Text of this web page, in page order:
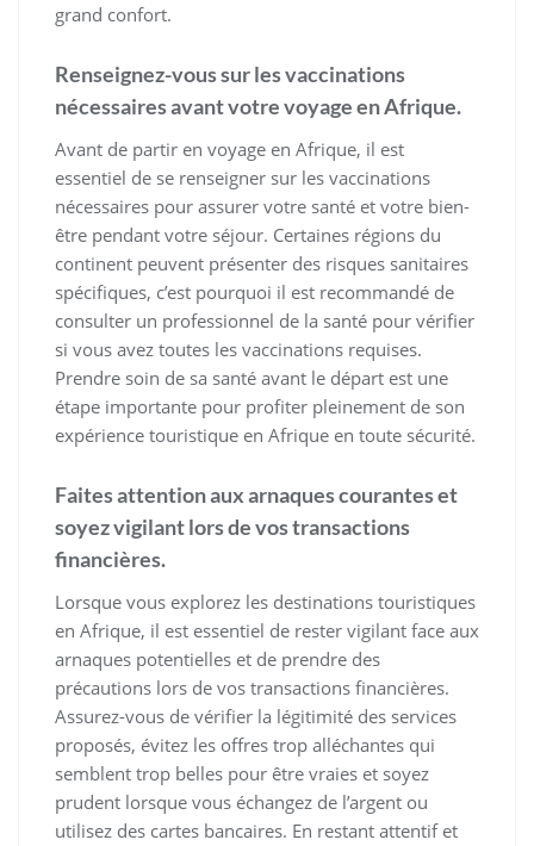
grand confort.
Renseignez-vous sur les vaccinations
nécessaires avant votre voyage en Afrique.
Avant de partir en voyage en Afrique, il est
essentiel de se renseigner sur les vaccinations
nécessaires pour assurer votre santé et votre bien-
être pendant votre séjour. Certaines régions du
continent peuvent présenter des risques sanitaires
spécifiques, c’est pourquoi il est recommandé de
consulter un professionnel de la santé pour vérifier
si vous avez toutes les vaccinations requises.
Prendre soin de sa santé avant le départ est une
étape importante pour profiter pleinement de son
expérience touristique en Afrique en toute sécurité.
Faites attention aux arnaques courantes et
soyez vigilant lors de vos transactions
financières.
Lorsque vous explorez les destinations touristiques
en Afrique, il est essentiel de rester vigilant face aux
arnaques potentielles et de prendre des
précautions lors de vos transactions financières.
Assurez-vous de vérifier la légitimité des services
proposés, évitez les offres trop alléchantes qui
semblent trop belles pour être vraies et soyez
prudent lorsque vous échangez de l’argent ou
utilisez des cartes bancaires. En restant attentif et